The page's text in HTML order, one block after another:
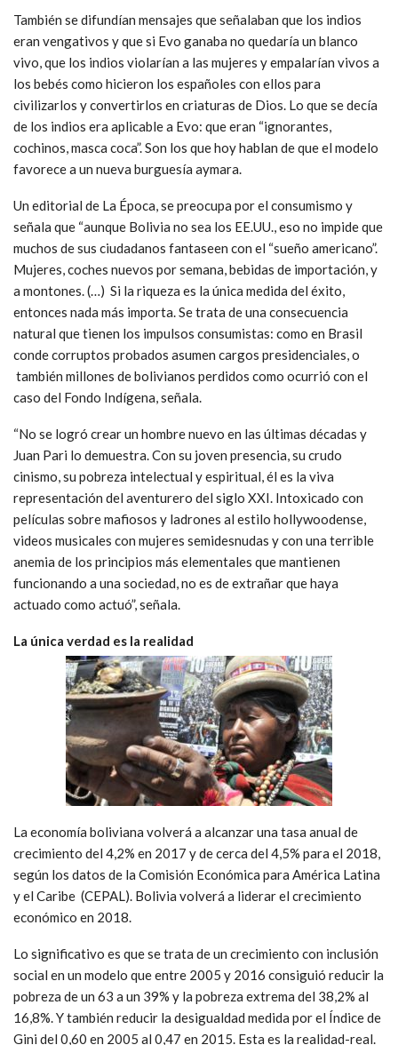
También se difundían mensajes que señalaban que los indios
eran vengativos y que si Evo ganaba no quedaría un blanco
vivo, que los indios violarían a las mujeres y empalarían vivos a
los bebés como hicieron los españoles con ellos para
civilizarlos y convertirlos en criaturas de Dios. Lo que se decía
de los indios era aplicable a Evo: que eran “ignorantes,
cochinos, masca coca”. Son los que hoy hablan de que el modelo
favorece a un nueva burguesía aymara.
Un editorial de La Época, se preocupa por el consumismo y
señala que “aunque Bolivia no sea los EE.UU., eso no impide que
muchos de sus ciudadanos fantaseen con el “sueño americano”.
Mujeres, coches nuevos por semana, bebidas de importación, y
a montones. (…) Si la riqueza es la única medida del éxito,
entonces nada más importa. Se trata de una consecuencia
natural que tienen los impulsos consumistas: como en Brasil
conde corruptos probados asumen cargos presidenciales, o
también millones de bolivianos perdidos como ocurrió con el
caso del Fondo Indígena, señala.
“No se logró crear un hombre nuevo en las últimas décadas y
Juan Pari lo demuestra. Con su joven presencia, su crudo
cinismo, su pobreza intelectual y espiritual, él es la viva
representación del aventurero del siglo XXI. Intoxicado con
películas sobre mafiosos y ladrones al estilo hollywoodense,
videos musicales con mujeres semidesnudas y con una terrible
anemia de los principios más elementales que mantienen
funcionando a una sociedad, no es de extrañar que haya
actuado como actuó”, señala.
La única verdad es la realidad
La economía boliviana volverá a alcanzar una tasa anual de
crecimiento del 4,2% en 2017 y de cerca del 4,5% para el 2018,
según los datos de la Comisión Económica para América Latina
y el Caribe (CEPAL). Bolivia volverá a liderar el crecimiento
económico en 2018.
Lo significativo es que se trata de un crecimiento con inclusión
social en un modelo que entre 2005 y 2016 consiguió reducir la
pobreza de un 63 a un 39% y la pobreza extrema del 38,2% al
16,8%. Y también reducir la desigualdad medida por el Índice de
Gini del 0,60 en 2005 al 0,47 en 2015. Esta es la realidad-real.